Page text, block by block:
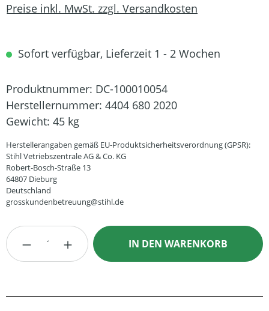
Preise inkl. MwSt. zzgl. Versandkosten
Sofort verfügbar, Lieferzeit 1 - 2 Wochen
Produktnummer: DC-100010054
Herstellernummer: 4404 680 2020
Gewicht: 45 kg
Herstellerangaben gemäß EU-Produktsicherheitsverordnung (GPSR):
Stihl Vetriebszentrale AG & Co. KG
Robert-Bosch-Straße 13
64807 Dieburg
Deutschland
grosskundenbetreuung@stihl.de
Produkt Anzahl: Gib den gewünschten
IN DEN WARENKORB